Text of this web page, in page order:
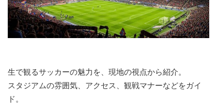
生で観るサッカーの魅力を、現地の視点から紹介。
スタジアムの雰囲気、アクセス、観戦マナーなどをガイ
ド。